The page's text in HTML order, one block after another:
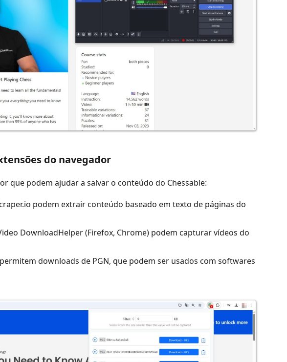
do navegador
que podem ajudar a salvar o conteúdo do Chessable:
podem extrair conteúdo baseado em texto de páginas do
DownloadHelper (Firefox, Chrome) podem capturar vídeos do
downloads de PGN, que podem ser usados ​​com softwares